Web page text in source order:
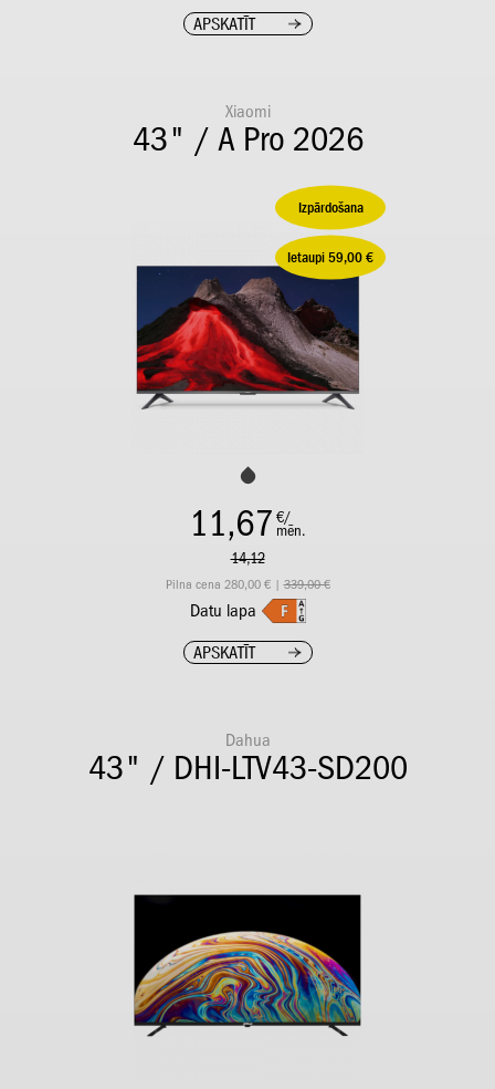
APSKATĪT
Xiaomi
43" / A Pro 2026
Izpārdošana
Ietaupi 59,00 €
11,67 €/
mēn.
14,12
Pilna cena 280,00 € |339,00 €
Datu lapa
APSKATĪT
Dahua
43" / DHI-LTV43-SD200